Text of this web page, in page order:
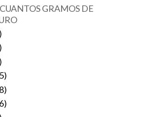
GRAMOS DE